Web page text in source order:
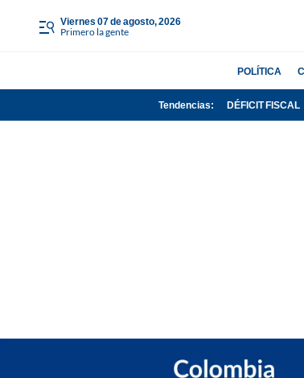
viernes 07 de agosto, 2026
Primero la gente
POLÍTICA
Tendencias: DÉFICIT FISCAL